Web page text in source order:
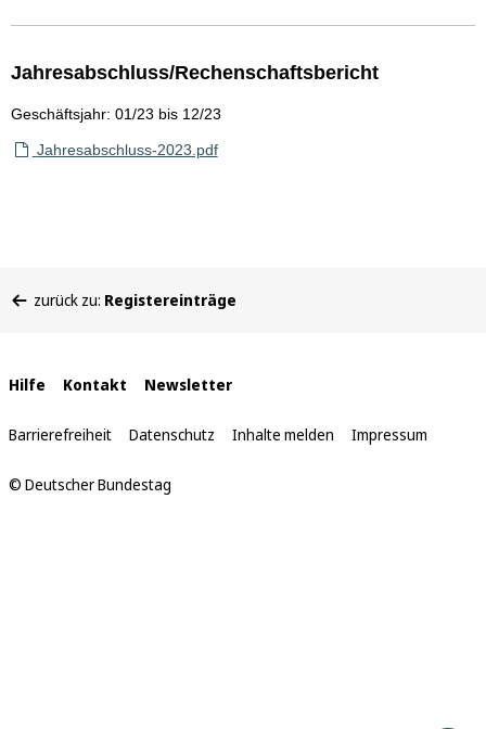
Jahresabschluss/Rechenschaftsbericht
Geschäftsjahr: 01/23 bis 12/23
Jahresabschluss-2023.pdf
befinden
zurück zu: Registereinträge
Interne
Links
Hilfe Kontakt Newsletter
Barrierefreiheit Datenschutz Inhalte melden Impressum
© Deutscher Bundestag